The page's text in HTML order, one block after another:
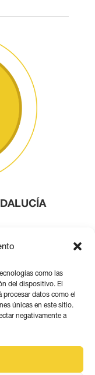
como las
del dispositivo. El
datos como el
únicas en este sitio.
negativamente a
Commons